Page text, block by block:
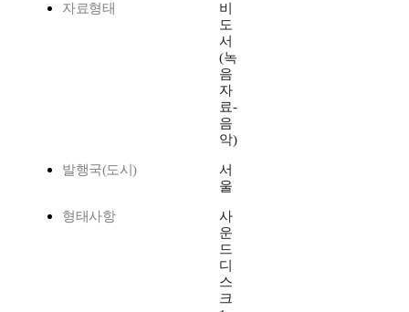
자료형태
비
도
서
(녹
음
자
료-
음
악)
발행국(도시)
서
울
형태사항
사
운
드
디
스
크